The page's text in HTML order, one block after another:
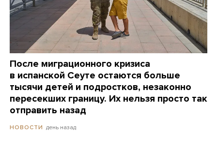
После миграционного кризиса
в испанской Сеуте остаются больше
тысячи детей и подростков, незаконно
пересекших границу. Их нельзя просто так
отправить назад
НОВОСТИ день назад